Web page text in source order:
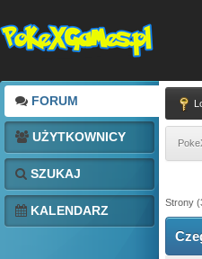
FORUM
UŻYTKOWNICY
SZUKAJ
KALENDARZ
Strony